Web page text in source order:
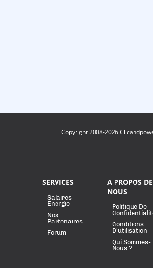
Copyright 2008-2026
SERVICES
Salaires
Energie
Nos
Partenaires
Forum
À PROPOS DE
NOUS
Politique De
Conditions
D'utilisation
Qui Sommes-
Nous ?